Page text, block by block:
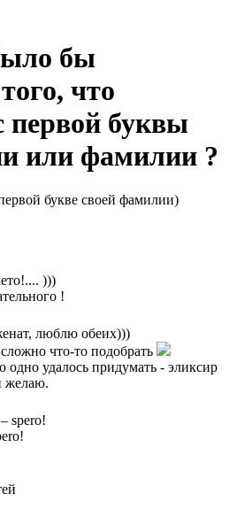
бы
что
первой буквы
или фамилии ?
букве своей фамилии)
)))
!
люблю обеих)))
что-то подобрать
одно удалось придумать - эликсир
желаю.
spero!